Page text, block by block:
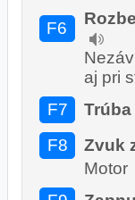
F6
aj pri
F7
F8
Zvuk
Motor